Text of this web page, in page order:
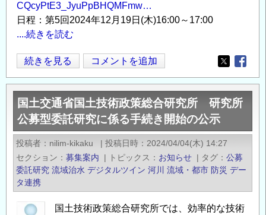
る
手
続
開
始
の
公
示
の
CQcyPtE3_JyuPpBHQMFmw…
日程：第5回2024年12月19日(木)16:00～17:00
....続きを読む
流
域
治
水
デ
ジ
タ
ル
テ
ス
ト
続きを見る コメントを追加
Opens in
国土交通省国土技術政策総合研究所 研究所
公募型委託研究に係る手続き開始の公示
投稿者 nilim-kikaku | 投稿日時
2024/04/04(木) 14:27
セクション
募集案内 | トピックス お知らせ | タグ
公募
委託研究 流域治水 デジタルツイン 河川 流域・都市 防災 デー
タ連携
国土技術政策総合研究所では、効率的な技術